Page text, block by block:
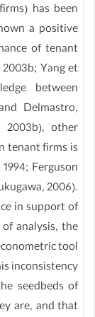
has been
a positive
of tenant
Yang et
between
Delmastro,
2003b), other
tenant firms is
Ferguson
2006).
in support of
analysis, the
tool
inconsistency
seedbeds of
are, and that